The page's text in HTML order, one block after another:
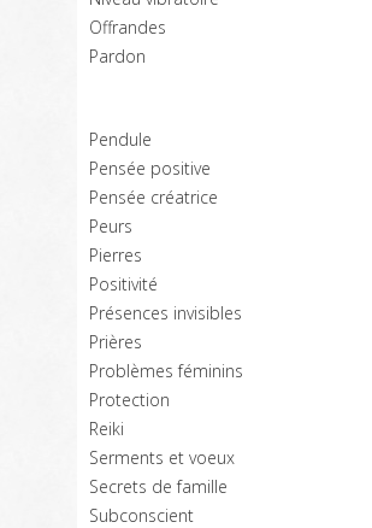
Offrandes
Pardon
Pendule
Pensée positive
Pensée créatrice
Peurs
Pierres
Positivité
Présences invisibles
Prières
Problèmes féminins
Protection
Reiki
Serments et voeux
Secrets de famille
Subconscient